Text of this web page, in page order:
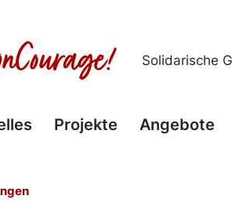
Solidarische
Projekte Angebote